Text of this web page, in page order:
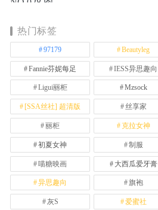
热门标签
97179 Beautyleg
Fannie芬妮每足 IESS异思趣向
Ligui丽柜 Mzsock
[SSA丝社] 超清版 丝享家
丽柜 克拉女神
初夏女神 制服
喵糖映画 大西瓜爱牙膏
异思趣向 旗袍
灰S 爱蜜社